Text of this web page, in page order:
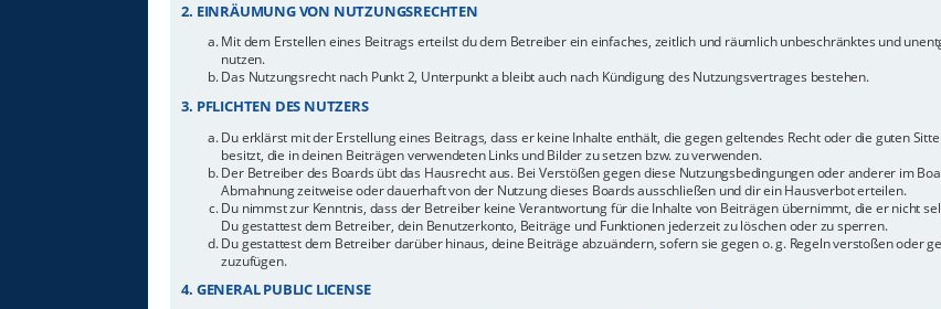
2. EINRÄUMUNG VON NUTZUNGSRECHTEN
Mit dem Erstellen eines Beitrags erteilst du dem Betreiber ein einfaches, zeitlich und räumlich unbeschränktes und
nutzen.
Das Nutzungsrecht nach Punkt 2, Unterpunkt a bleibt auch nach Kündigung des Nutzungsvertrages bestehen.
3. PFLICHTEN DES NUTZERS
Du erklärst mit der Erstellung eines Beitrags, dass er keine Inhalte enthält, die gegen geltendes Recht oder die guten
besitzt, die in deinen Beiträgen verwendeten Links und Bilder zu setzen bzw. zu verwenden.
Der Betreiber des Boards übt das Hausrecht aus. Bei Verstößen gegen diese Nutzungsbedingungen oder anderer im
Abmahnung zeitweise oder dauerhaft von der Nutzung dieses Boards ausschließen und dir ein Hausverbot erteilen.
Du nimmst zur Kenntnis, dass der Betreiber keine Verantwortung für die Inhalte von Beiträgen übernimmt, die er nicht
Du gestattest dem Betreiber, dein Benutzerkonto, Beiträge und Funktionen jederzeit zu löschen oder zu sperren.
Du gestattest dem Betreiber darüber hinaus, deine Beiträge abzuändern, sofern sie gegen o. g. Regeln verstoßen oder
zuzufügen.
4. GENERAL PUBLIC LICENSE